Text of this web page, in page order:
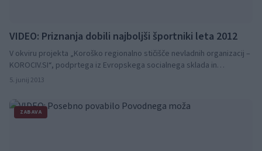
VIDEO: Priznanja dobili najboljši športniki leta 2012
V okviru projekta „Koroško regionalno stičišče nevladnih organizacij –
KOROCIV.SI“, podprtega iz Evropskega socialnega sklada in
Ministrstva za notranje zadeve in javno upravo za leti 2012 in 2014 ter
potekala III. letna konferenca Koroških NVO v razstavišču Koroške
osrednje knjižnice na Ravnah na Koroškem.
5. junij 2013
ZABAVA